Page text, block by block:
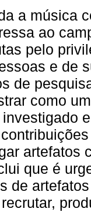
a música
ao
pelo
e de
de
como
artefatos
que é
de